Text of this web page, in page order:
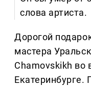
слова артиста.
Дорогой
мастера
Chamovskikh во
Екатеринбурге.